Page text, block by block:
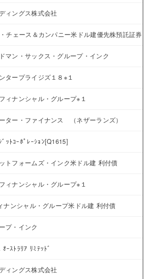
ィングス株式会社
チェース＆カンパニー米ドル建優先株預託証券
マン・サックス・グループ・インク
タープライジズ１８※１
ィナンシャル・グループ※１
ター・ファイナンス （ネザーランズ）
ﾞｯﾄｺｰﾎﾟﾚｰｼｮﾝ[Q1615]
トフォームズ・インク米ドル建 利付債
ィナンシャル・グループ※１
ナンシャル・グループ米ドル建 利付債
プ・インク
ｵｰｽﾄﾗﾘｱ ﾘﾐﾃｯﾄﾞ
ィングス株式会社